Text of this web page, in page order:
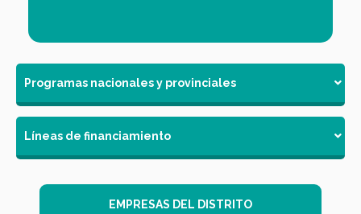
Programas nacionales y provinciales
Líneas de financiamiento
EMPRESAS DEL DISTRITO